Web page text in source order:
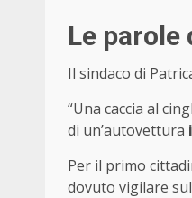
Le parole
Il sindaco di
“Una caccia al
di un’autovettura
Per il primo
dovuto vigilare